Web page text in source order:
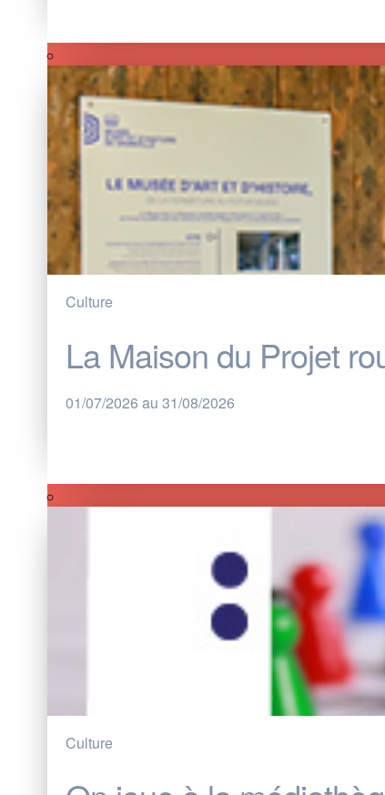
Culture
La Maison du Projet
01/07/2026 au 31/08/2026
Culture